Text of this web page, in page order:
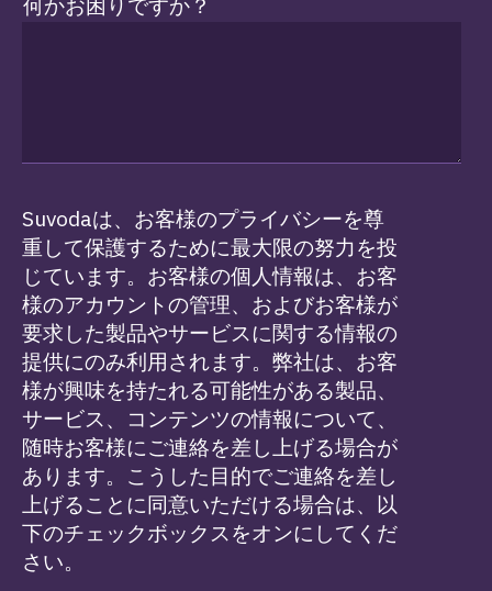
Suvodaは、お客様のプライバシーを尊
重して保護するために最大限の努力を投
じています。お客様の個人情報は、お客
様のアカウントの管理、およびお客様が
要求した製品やサービスに関する情報の
提供にのみ利用されます。弊社は、お客
様が興味を持たれる可能性がある製品、
サービス、コンテンツの情報について、
随時お客様にご連絡を差し上げる場合が
あります。こうした目的でご連絡を差し
上げることに同意いただける場合は、以
下のチェックボックスをオンにしてくだ
さい。